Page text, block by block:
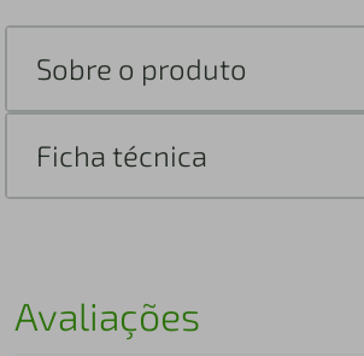
Sobre o produto
Ficha técnica
Avaliações